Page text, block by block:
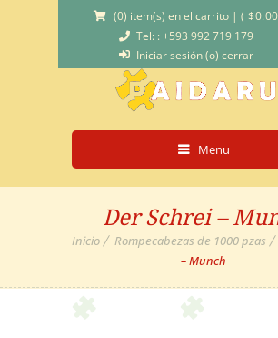
(0) item(s) en el carrito |($0.00
Tel: : +593 992 719 179
Iniciar sesión (o) cerrar
Menu
Der Schrei –
Inicio Rompecabezas de 1000 pzas
– Munch